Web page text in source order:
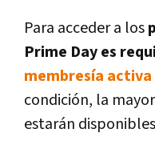
Para acceder a los
Prime Day es
membresía
condición, la
estarán